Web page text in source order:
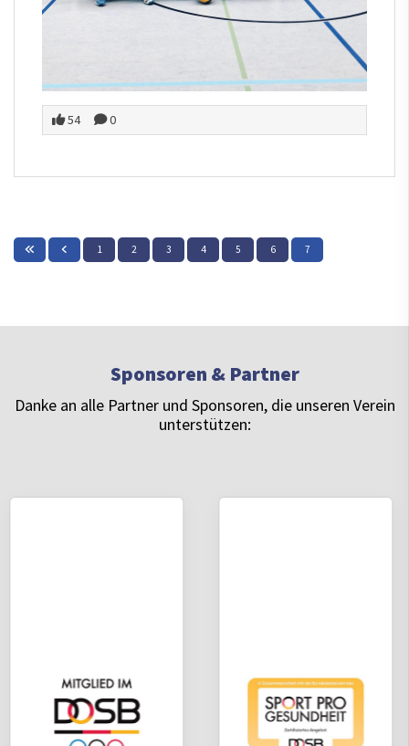
54 0
1 2 3 4 5 6 7
Sponsoren & Partner
Danke an alle Partner und Sponsoren, die unseren Verein
unterstützen: